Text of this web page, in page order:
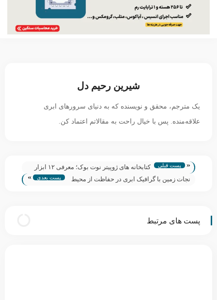
شیرین رحیم دل
یک مترجم، محقق و نویسنده که به دنیای سرورهای ابری
علاقه‌منده. پس با خیال راحت به مقالاتم اعتماد کن.
« پست قبلی
کتابخانه‌ های ژوپیتر نوت بوک؛ معرفی ۱۲ ابزار
کاربردی و ضروری
نجات زمین با گرافیک ابری در حفاظت از محیط
پست بعدی »
پست های مرتبط